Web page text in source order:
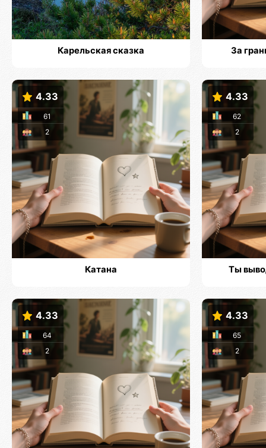
Карельская сказка За
4.33
2
61
Катана
4.33
2
62
Ты
4.33
2
64
4.33
2
65